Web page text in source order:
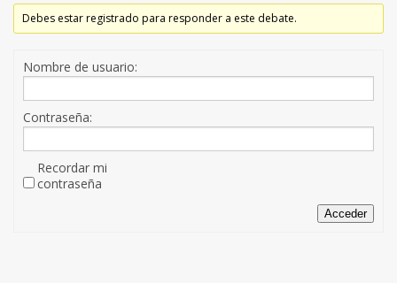
Debes estar registrado para responder a este debate.
Nombre de usuario:
Contraseña:
Recordar mi
contraseña
Acceder